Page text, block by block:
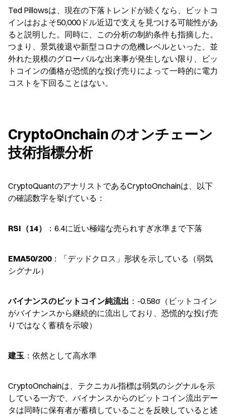
Ted Pillowsは、現在の下落トレンドが続くなら、ビットコ
インはおよそ50,000ドル近辺で支えを見つける可能性があ
ると説明した。同時に、この分析の制約条件も指摘した。
つまり、景気後退や新型コロナの危機レベルといった、並
外れた規模のグローバルな出来事が発生しない限り、ビッ
トコインの価格が恐慌的な投げ売りによって一時的に電力
コストを下回ることはない。
CryptoOnchain のオンチェーン
技術指標分析
CryptoQuantのアナリストであるCryptoOnchainは、以下
の確認数字を挙げている：
RSI（14） ：6.4に近い極端な売られすぎ水準まで下落
EMA50/200：「デッドクロス」形状を示している（弱気
シグナル）
バイナンスのビットコイン純流出 ：-0.58σ（ビットコイン
がバイナンスから継続的に流出しており、恐慌的な投げ売
りではなく蓄積を示唆）
建玉 ：依然として高水準
CryptoOnchainは、テクニカル指標は弱気のシグナルを示
している一方で、バイナンスからのビットコイン流出デー
タは同時に保有者が蓄積していることを反映していると述